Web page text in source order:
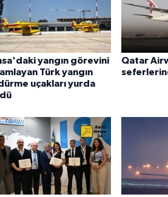
yangın görevini
Türk yangın
uçakları yurda
Qatar